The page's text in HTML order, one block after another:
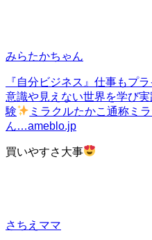
みらたかちゃん
『自分ビジネス』 仕事もプ
意識や見えない世界を学び
験
ミラクルたかこ通称
ん…ameblo.jp
買いやすさ大事
さちえママ